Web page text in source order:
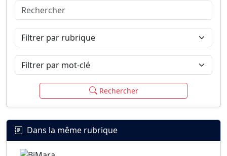
Connexion
Rechercher
Filtrer par rubrique
Filtrer par mot-clé
Rechercher
Dans la même rubrique